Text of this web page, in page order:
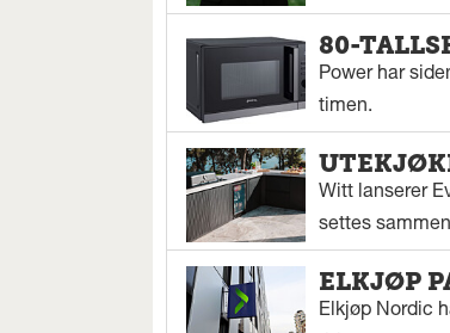
80-
Power har
timen.
Witt lanserer
settes
ELKJØP
Elkjøp Nordic